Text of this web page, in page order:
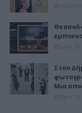
Στον
Μια